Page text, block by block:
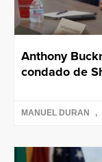
Anthony
condado de
MANUEL DURAN